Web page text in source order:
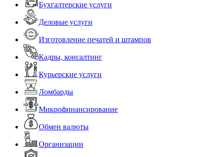
Бухгалтерские услуги
Деловые услуги
Изготовление печатей и штампов
Кадры, консалтинг
Курьерские услуги
Ломбарды
Микрофинансирование
Обмен валюты
Организации